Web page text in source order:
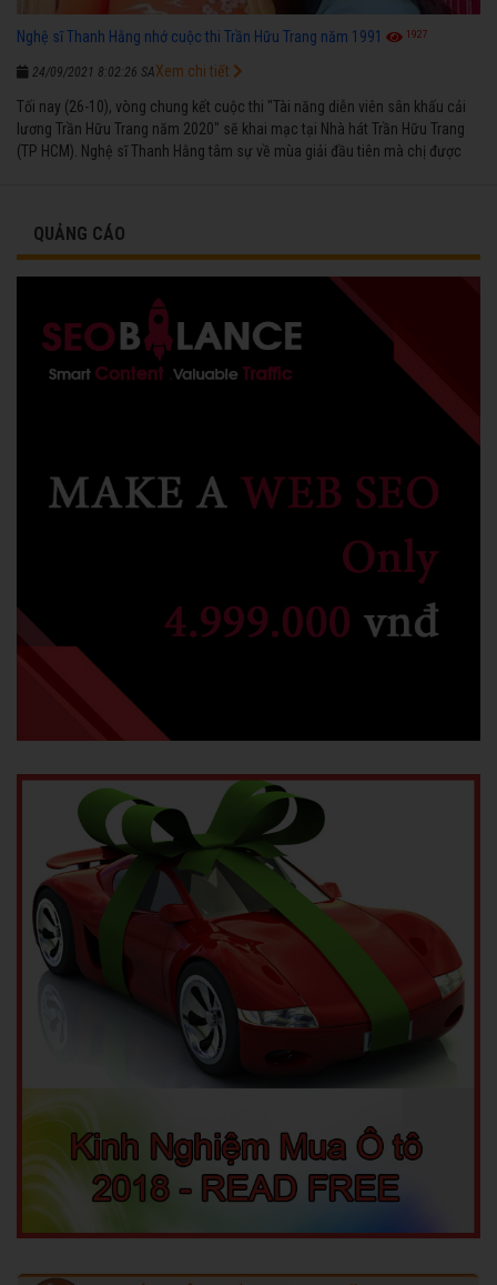
Nghệ sĩ Thanh Hằng nhớ cuộc thi Trần Hữu Trang năm 1991 1927
24/09/2021 8:02:26 SA
Tối nay (26-10), vòng chung kết cuộc thi "Tài năng diễn viên sân khấu cải
lương Trần Hữu Trang năm 2020" sẽ khai mạc tại Nhà hát Trần Hữu Trang
(TP HCM). Nghệ sĩ Thanh Hằng tâm sự về mùa giải đầu tiên mà chị được
Xem chi tiết
QUẢNG CÁO